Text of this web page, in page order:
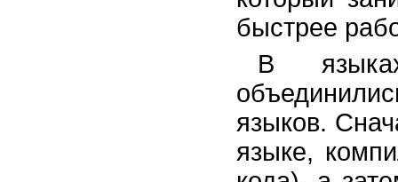
быстрее
В
языков.
языке,